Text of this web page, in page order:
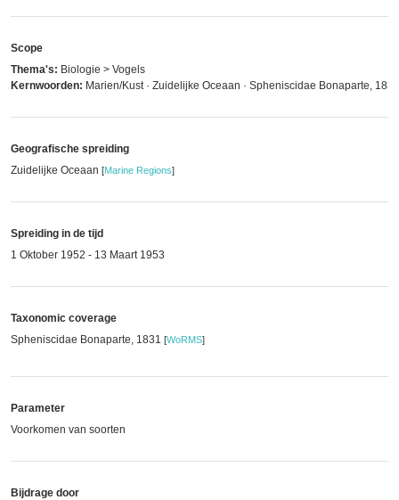
Scope
Thema's: Biologie > Vogels
Kernwoorden: Marien/Kust · Zuidelijke Oceaan · Spheniscidae Bonaparte, 1831
Geografische spreiding
Zuidelijke Oceaan [Marine Regions]
Spreiding in de tijd
1 Oktober 1952 - 13 Maart 1953
Taxonomic coverage
Spheniscidae Bonaparte, 1831 [WoRMS]
Parameter
Voorkomen van soorten
Bijdrage door